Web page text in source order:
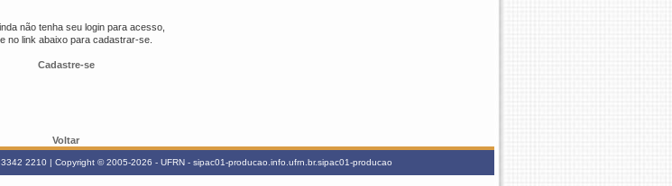
não tenha seu login para acesso,
no link abaixo para cadastrar-se.
Cadastre-se
Voltar
2210 | Copyright © 2005-2026 - UFRN - sipac01-producao.info.ufrn.br.sipac01-producao